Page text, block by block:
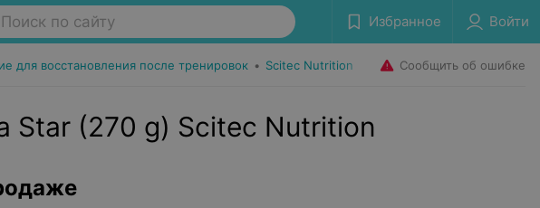
Поиск по сайту Избранное Войти
для восстановления после тренировок • Scitec Nutrition Сообщить об ошибке
Star (270 g) Scitec Nutrition